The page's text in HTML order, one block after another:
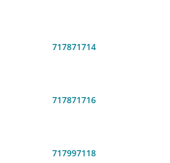
717871714
717871716
717997118